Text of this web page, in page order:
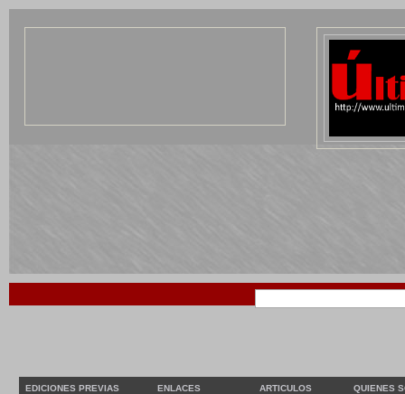
EDICIONES PREVIAS ENLACES ARTICULOS QUIENES